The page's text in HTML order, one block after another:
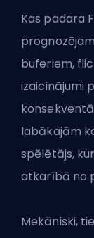
Kas padara
buferiem,
izaicinājumi
labākajām
spēlētājs,
atkarībā no
Mekāniski,